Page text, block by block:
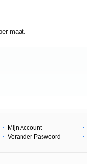
maat.
Mijn Account
Verander Paswoord